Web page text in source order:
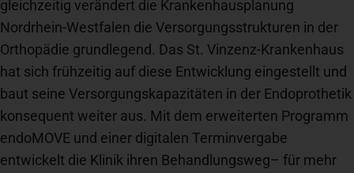
Spenden+ Helfen
Spenden+ Helfen
gleichzeitig verändert die Krankenhausplanung
Nordrhein-Westfalen die Versorgungsstrukturen in der
Orthopädie grundlegend. Das St. Vinzenz-Krankenhaus
hat sich frühzeitig auf diese Entwicklung eingestellt und
baut seine Versorgungskapazitäten in der Endoprothetik
konsequent weiter aus. Mit dem erweiterten Programm
endoMOVE und einer digitalen Terminvergabe
entwickelt die Klinik ihren Behandlungsweg– für mehr